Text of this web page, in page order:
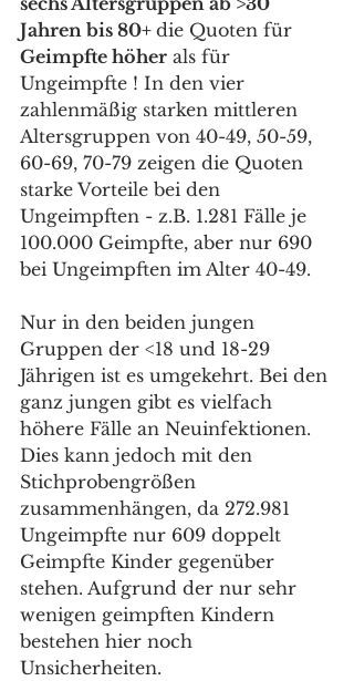
Jahren bis 80+ die Quoten für
Geimpfte höher als für
Ungeimpfte ! In den vier
zahlenmäßig starken mittleren
Altersgruppen von 40-49, 50-59,
60-69, 70-79 zeigen die Quoten
starke Vorteile bei den
Ungeimpften - z.B. 1.281 Fälle je
100.000 Geimpfte, aber nur 690
bei Ungeimpften im Alter 40-49.
Nur in den beiden jungen
Gruppen der <18 und 18-29
Jährigen ist es umgekehrt. Bei den
ganz jungen gibt es vielfach
höhere Fälle an Neuinfektionen.
Dies kann jedoch mit den
Stichprobengrößen
zusammenhängen, da 272.981
Ungeimpfte nur 609 doppelt
Geimpfte Kinder gegenüber
stehen. Aufgrund der nur sehr
wenigen geimpften Kindern
bestehen hier noch
Unsicherheiten.